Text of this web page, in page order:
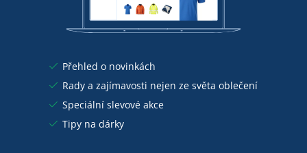
Přehled o novinkách
Rady a zajímavosti nejen ze světa oblečení
Speciální slevové akce
Tipy na dárky